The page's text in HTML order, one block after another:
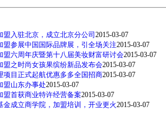
盟入驻北京，成立北京分公司 2015-03-07
盟参展中国国际品牌展，引全场关注2015-03-07
盟六周年庆暨第十八届美妆财富研讨会2015-03-07
盟之时尚女孩果缤纷新品发布会2015-03-07
项目正式起航优惠多多全国招商2015-03-07
盟山东办事处2015-03-07
盟首获商业特许经营备案2015-03-07
金成立商学院，加盟培训，开业更火2015-03-07